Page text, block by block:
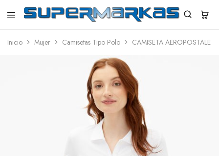
SuperMarkas
Ropa
con
Inicio Mujer Camisetas Tipo Polo CAMISETA AEROPOSTALE